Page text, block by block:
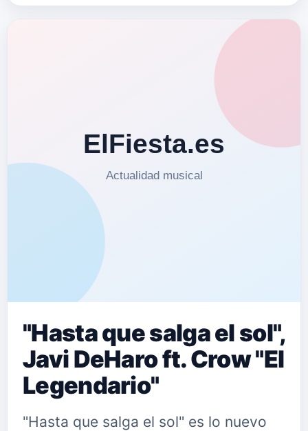
"Hasta que salga el sol",
Javi DeHaro ft. Crow "El
Legendario"
"Hasta que salga el sol" es lo nuevo